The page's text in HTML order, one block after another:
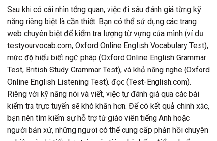
Sau khi có cái nhìn tổng quan, việc đi sâu đánh giá từng kỹ
năng riêng biệt là cần thiết. Bạn có thể sử dụng các trang
web chuyên biệt để kiểm tra lượng từ vựng của mình (ví dụ:
testyourvocab.com, Oxford Online English Vocabulary Test),
mức độ hiểu biết ngữ pháp (Oxford Online English Grammar
Test, British Study Grammar Test), và khả năng nghe (Oxford
Online English Listening Test), đọc (Test-English.com).
Riêng với kỹ năng nói và viết, việc tự đánh giá qua các bài
kiểm tra trực tuyến sẽ khó khăn hơn. Để có kết quả chính xác,
bạn nên tìm kiếm sự hỗ trợ từ giáo viên tiếng Anh hoặc
người bản xứ, những người có thể cung cấp phản hồi chuyên